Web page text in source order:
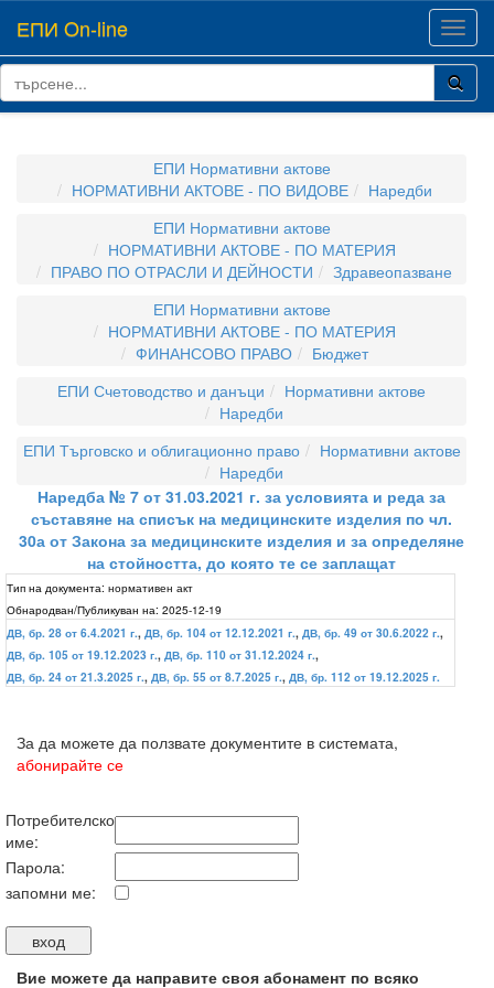
ЕПИ On-line
ЕПИ Нормативни актове
НОРМАТИВНИ АКТОВЕ - ПО ВИДОВЕ
Наредби
ЕПИ Нормативни актове
НОРМАТИВНИ АКТОВЕ - ПО МАТЕРИЯ
ПРАВО ПО ОТРАСЛИ И ДЕЙНОСТИ
Здравеопазване
ЕПИ Нормативни актове
НОРМАТИВНИ АКТОВЕ - ПО МАТЕРИЯ
ФИНАНСОВО ПРАВО
Бюджет
ЕПИ Счетоводство и данъци
Нормативни актове
Наредби
ЕПИ Търговско и облигационно право
Нормативни актове
Наредби
Наредба № 7 от 31.03.2021 г. за условията и реда за
съставяне на списък на медицинските изделия по чл.
30а от Закона за медицинските изделия и за определяне
на стойността, до която те се заплащат
Тип на документа: нормативен акт
Обнародван/Публикуван на: 2025-12-19
ДВ, бр. 28 от 6.4.2021 г., ДВ, бр. 104 от 12.12.2021 г., ДВ, бр. 49 от 30.6.2022 г.,
ДВ, бр. 105 от 19.12.2023 г., ДВ, бр. 110 от 31.12.2024 г.,
ДВ, бр. 24 от 21.3.2025 г., ДВ, бр. 55 от 8.7.2025 г., ДВ, бр. 112 от 19.12.2025 г.
За да можете да ползвате документите в системата,
абонирайте се
Потребителско
име:
Парола:
запомни ме:
Вие можете да направите своя абонамент по всяко